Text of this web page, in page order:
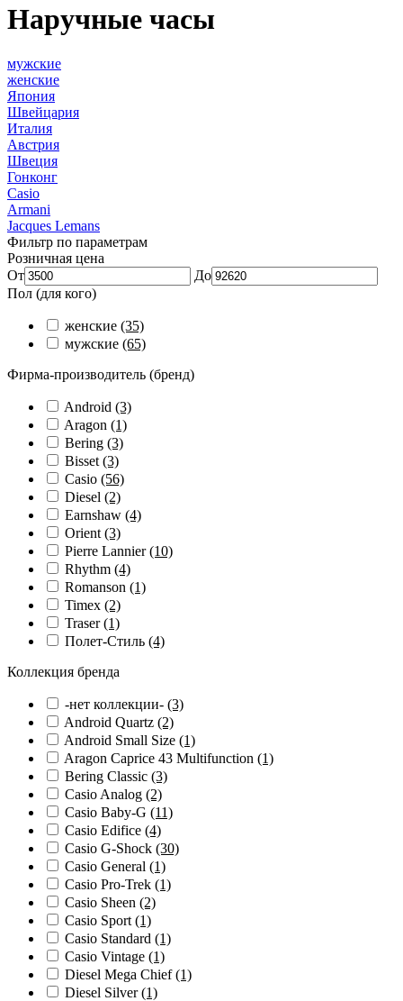
Наручные часы
мужские
женские
Япония
Швейцария
Италия
Австрия
Швеция
Гонконг
Casio
Armani
Jacques Lemans
Фильтр по параметрам
Розничная цена
От
До
Пол (для кого)
женские (35)
мужские (65)
Фирма-производитель (бренд)
Android (3)
Aragon (1)
Bering (3)
Bisset (3)
Casio (56)
Diesel (2)
Earnshaw (4)
Orient (3)
Pierre Lannier(10)
Rhythm (4)
Romanson (1)
Timex (2)
Traser(1)
Полет-Стиль (4)
Коллекция бренда
-нет коллекции- (3)
Android Quartz (2)
Android Small Size (1)
Aragon Caprice 43 Multifunction (1)
Bering Classic (3)
Casio Analog (2)
Casio Baby-G (11)
Casio Edifice (4)
Casio G-Shock (30)
Casio General (1)
Casio Pro-Trek (1)
Casio Sheen (2)
Casio Sport (1)
Casio Standard (1)
Casio Vintage (1)
Diesel Mega Chief(1)
Diesel Silver(1)